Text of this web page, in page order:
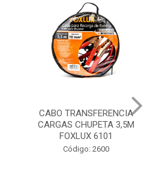
CABO TRANSFERENCIA
CARGAS CHUPETA 3,5M
FOXLUX 6101
Código: 2600